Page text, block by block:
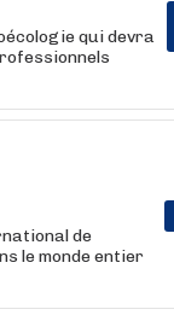
qui devra
de
le monde entier